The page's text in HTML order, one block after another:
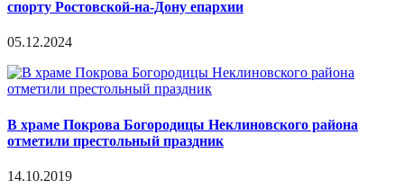
спорту Ростовской-на-Дону епархии
05.12.2024
В храме Покрова Богородицы Неклиновского района
отметили престольный праздник
14.10.2019